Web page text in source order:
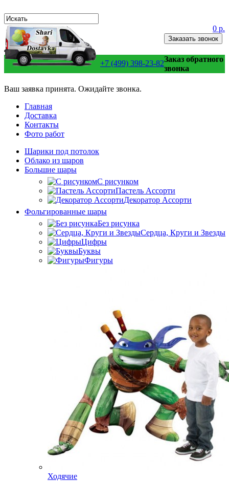
0 р.
+7 (499) 398-23-82
Заказать звонок
Заказ обратного
звонка
Ваш заявка принята. Ожидайте звонка.
Главная
Доставка
Контакты
Фото работ
Шарики под потолок
Облако из шаров
Большие шары
C рисунком
Пастель Ассорти
Декоратор Ассорти
Фольгированные шары
Без рисунка
Сердца, Круги и Звезды
Цифры
Буквы
Фигуры
Ходячие